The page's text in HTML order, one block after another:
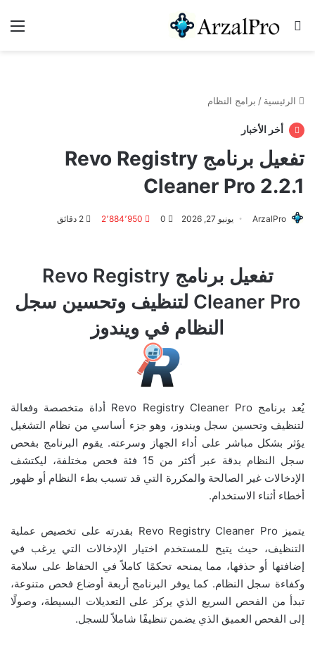
بحث عن
الرئيسية / برامج النظام
أخر الأخبار
تفعيل برنامج Revo Registry
Cleaner Pro 2.2.1
ArzalPro يونيو 27, 2026 0 2٬884٬950
تفعيل برنامج Revo Registry
Cleaner Pro لتنظيف وتحسين سجل
النظام في ويندوز
يُعد برنامج Revo Registry Cleaner Pro أداة متخصصة وفعالة
لتنظيف وتحسين سجل ويندوز، وهو جزء أساسي من نظام التشغيل
يؤثر بشكل مباشر على أداء الجهاز وسرعته. يقوم البرنامج بفحص
سجل النظام بدقة عبر أكثر من 15 فئة فحص مختلفة، ليكتشف
الإدخالات غير الصالحة والمكررة التي قد تسبب بطء النظام أو ظهور
أخطاء أثناء الاستخدام.
يتميز Revo Registry Cleaner Pro بقدرته على تخصيص عملية
التنظيف، حيث يتيح للمستخدم اختيار الإدخالات التي يرغب في
إضافتها أو حذفها، مما يمنحه تحكمًا كاملاً في الحفاظ على سلامة
وكفاءة سجل النظام. كما يوفر البرنامج أربعة أوضاع فحص متنوعة،
تبدأ من الفحص السريع الذي يركز على التعديلات البسيطة، وصولًا
إلى الفحص العميق الذي يضمن تنظيفًا شاملاً للسجل.